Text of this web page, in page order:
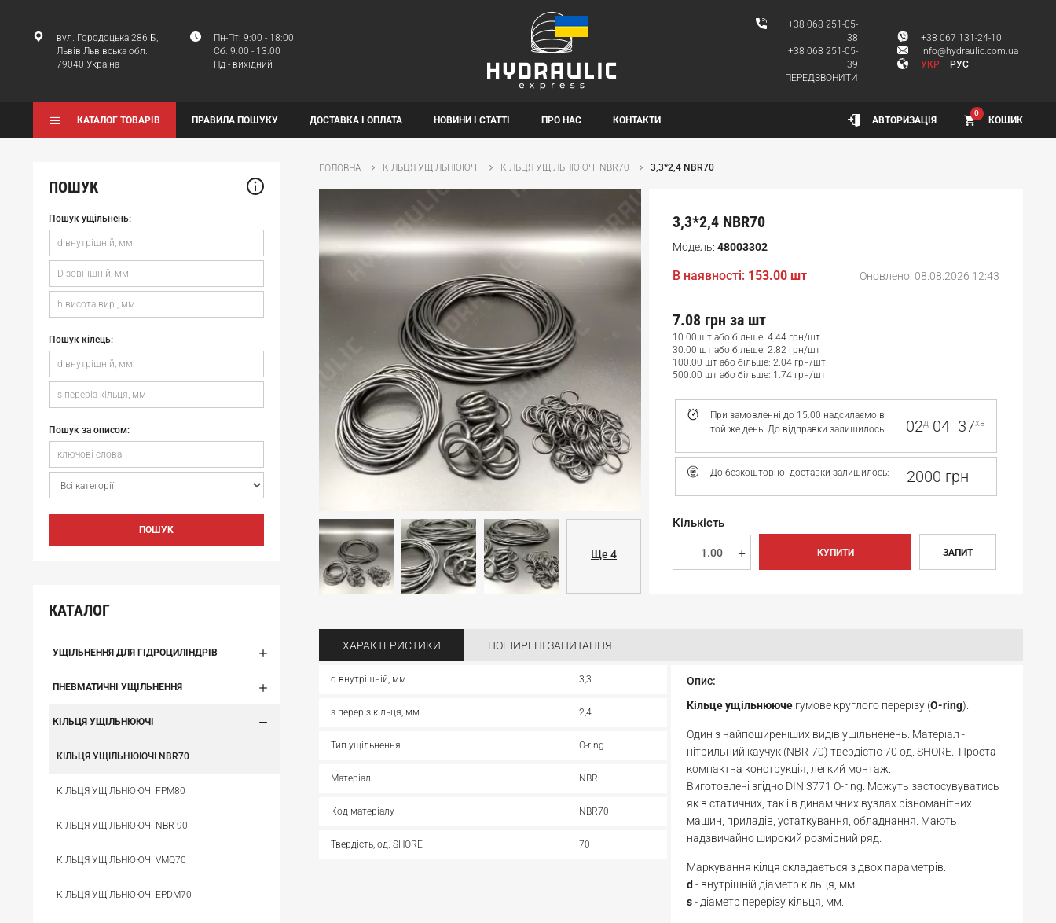
вул. Городоцька 286 Б,
Львів Львівська обл.
79040 Україна
Пн-Пт: 9:00 - 18:00
Сб: 9:00 - 13:00
Нд - вихідний
+38 068 251-05-
38
+38 068 251-05-
39
ПЕРЕДЗВОНИТИ
+38 067 131-24-10
info@hydraulic.com.ua
УКР
РУС
КАТАЛОГ ТОВАРІВ ПРАВИЛА ПОШУКУ ДОСТАВКА І ОПЛАТА НОВИНИ І СТАТТІ ПРО НАС КОНТАКТИ АВТОРИЗАЦІЯ КОШИК
0
ПОШУК
Пошук ущільнень:
Пошук кілець:
Пошук за описом:
ПОШУК
КАТАЛОГ
УЩІЛЬНЕННЯ ДЛЯ ГІДРОЦИЛІНДРІВ
ПНЕВМАТИЧНІ УЩІЛЬНЕННЯ
КІЛЬЦЯ УЩІЛЬНЮЮЧІ
КІЛЬЦЯ УЩІЛЬНЮЮЧІ NBR70
КІЛЬЦЯ УЩІЛЬНЮЮЧІ FPM80
КІЛЬЦЯ УЩІЛЬНЮЮЧІ NBR 90
КІЛЬЦЯ УЩІЛЬНЮЮЧІ VMQ70
КІЛЬЦЯ УЩІЛЬНЮЮЧІ EPDM70
ГОЛОВНА КІЛЬЦЯ УЩІЛЬНЮЮЧІ КІЛЬЦЯ УЩІЛЬНЮЮЧІ NBR70 3,3*2,4 NBR70
Ще 4
3,3*2,4 NBR70
Модель: 48003302
В наявності: 153.00 шт Оновлено: 08.08.2026 12:43
При замовленні до 15:00 надсилаємо в
той же день. До відправки залишилось:
02д 04г 37хв
До безкоштовної доставки залишилось: 2000 грн
7.08 грн за шт
10.00 шт або більше: 4.44 грн/шт
30.00 шт або більше: 2.82 грн/шт
100.00 шт або більше: 2.04 грн/шт
500.00 шт або більше: 1.74 грн/шт
Кількість
КУПИТИ ЗАПИТ
ХАРАКТЕРИСТИКИ ПОШИРЕНІ ЗАПИТАННЯ
d внутрішній, мм 3,3
s переріз кільця, мм 2,4
Тип ущільнення O-ring
Матеріал NBR
Код матеріалу NBR70
Твердість, од. SHORE 70
Опис:
Кільцеущільнююче гумове круглого перерізу (O-ring).
Один з найпоширеніших видів ущільненень. Матеріал -
нітрильний каучук (NBR-70) твердістю 70 од. SHORE. Проста
компактна конструкція, легкий монтаж.
Виготовлені згідно DIN 3771 O-ring. Можуть застосувуватись
як в статичних, так і в динамічних вузлах різноманітних
машин, приладів, устаткування, обладнання. Мають
надзвичайно широкий розмірний ряд.
Маркування кілця складається з двох параметрів:
d - внутрішній діаметр кільця, мм
s- діаметр перерізу кільця, мм.